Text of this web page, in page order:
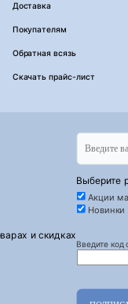
Доставка
Покупателям
Обратная всязь
Скачать прайс-лист
и скидках
Выберите
Акции
Новинки
Введите код